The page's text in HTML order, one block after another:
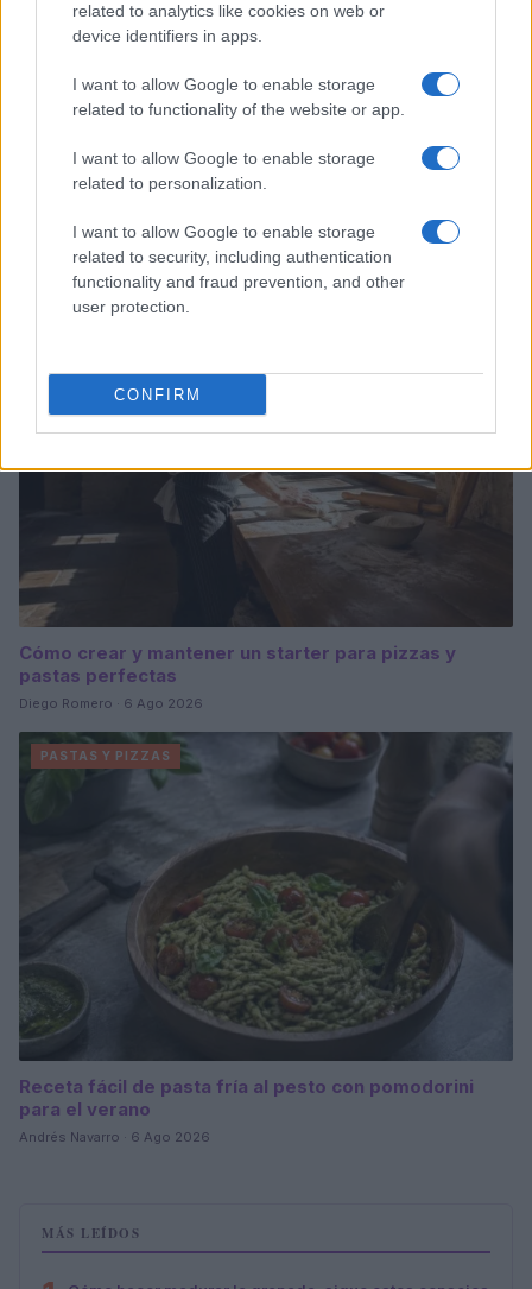
related to analytics like cookies on web or
device identifiers in apps.
I want to allow Google to enable storage
related to functionality of the website or app.
I want to allow Google to enable storage
related to personalization.
I want to allow Google to enable storage
related to security, including authentication
functionality and fraud prevention, and other
user protection.
CONFIRM
Explorando las similitudes y diferencias entre la
gastronomía peruana y ecuatoriana
Lucía Fernández · 6 Ago 2026
Cómo crear y mantener un starter para pizzas y
pastas perfectas
Diego Romero · 6 Ago 2026
PASTAS Y PIZZAS
Receta fácil de pasta fría al pesto con pomodorini
para el verano
Andrés Navarro · 6 Ago 2026
MÁS LEÍDOS